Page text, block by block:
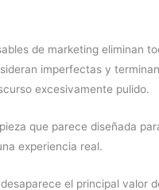
de marketing eliminan
imperfectas y terminan
excesivamente pulido.
que parece diseñada
experiencia real.
el principal valor